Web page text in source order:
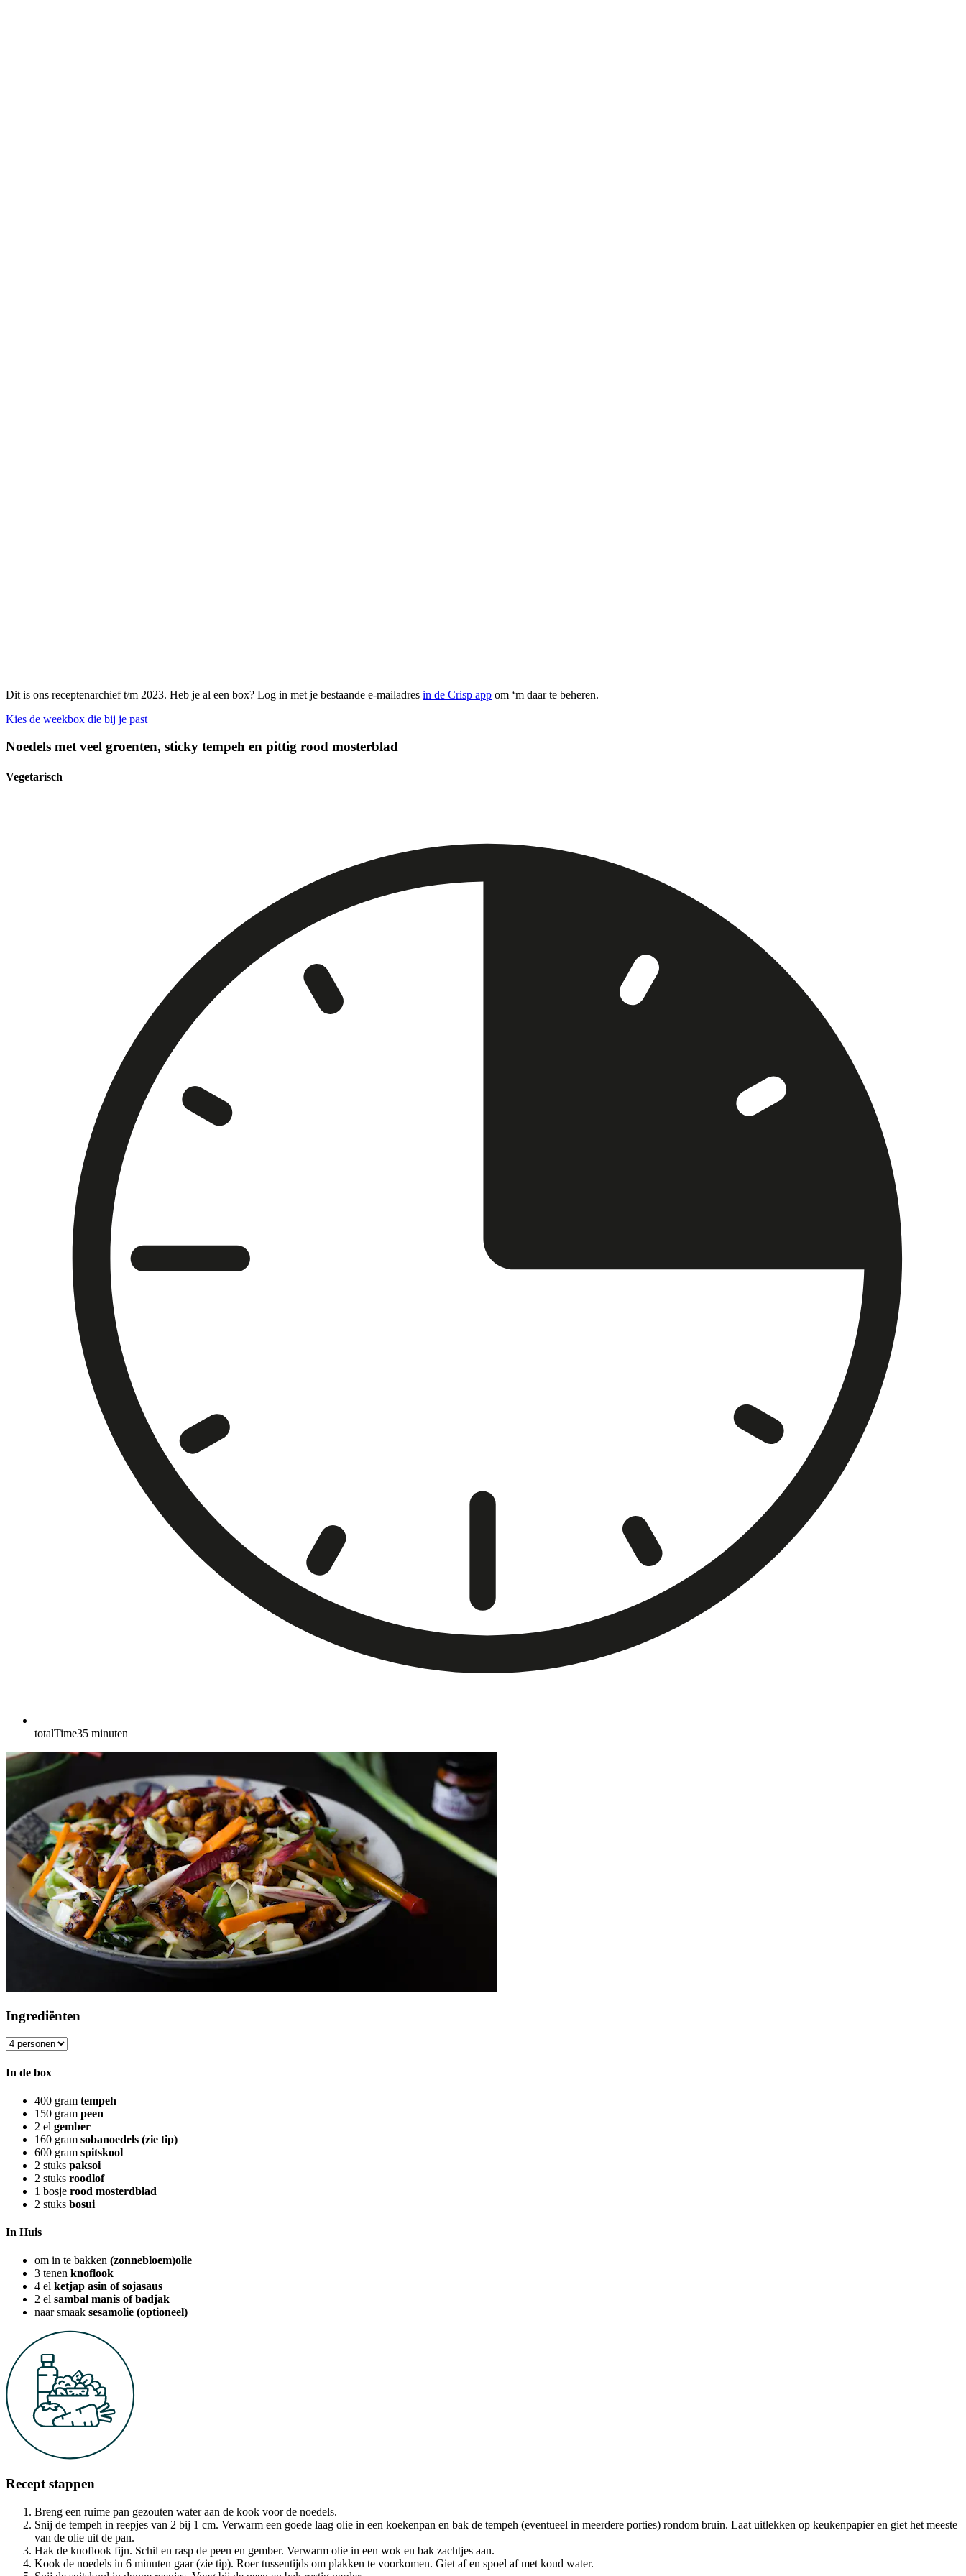
Dit is ons receptenarchief t/m 2023. Heb je al een box? Log in met je bestaande e-mailadres in de Crisp app om ‘m daar te beheren.
Kies de weekbox die bij je past
Noedels met veel groenten, sticky tempeh en pittig rood mosterblad
Vegetarisch
totalTime35 minuten
Ingrediënten
In de box
400 gram tempeh
150 gram peen
2 el gember
160 gram sobanoedels (zie tip)
600 gram spitskool
2 stuks paksoi
2 stuks roodlof
1 bosje rood mosterdblad
2 stuks bosui
In Huis
om in te bakken (zonnebloem)olie
3 tenen knoflook
4 el ketjap asin of sojasaus
2 el sambal manis of badjak
naar smaak sesamolie (optioneel)
Recept stappen
Breng een ruime pan gezouten water aan de kook voor de noedels.
Snij de tempeh in reepjes van 2 bij 1 cm. Verwarm een goede laag olie in een koekenpan en bak de tempeh (eventueel in meerdere porties) rondom bruin. Laat uitlekken op keukenpapier en giet het meeste
van de olie uit de pan.
Hak de knoflook fijn. Schil en rasp de peen en gember. Verwarm olie in een wok en bak zachtjes aan.
Kook de noedels in 6 minuten gaar (zie tip). Roer tussentijds om plakken te voorkomen. Giet af en spoel af met koud water.